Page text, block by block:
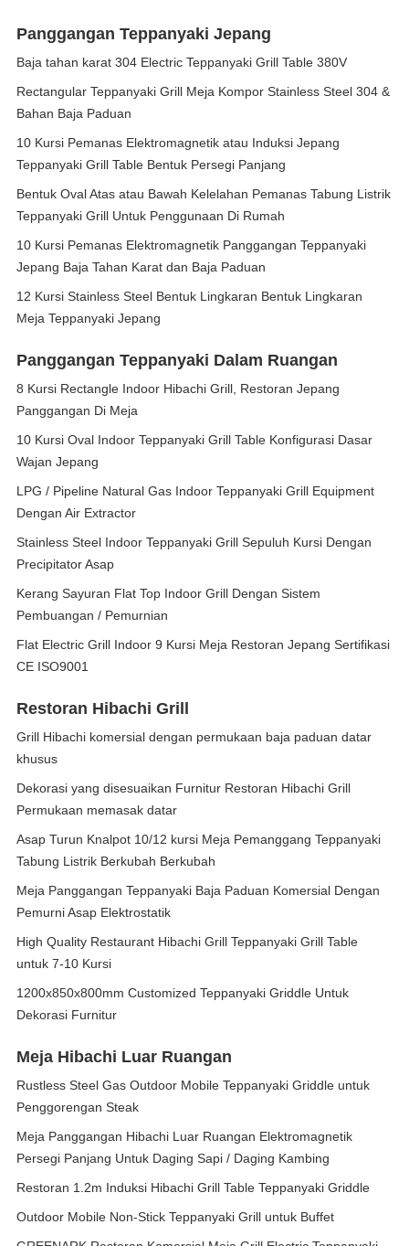
Panggangan Teppanyaki Jepang
Baja tahan karat 304 Electric Teppanyaki Grill Table 380V
Rectangular Teppanyaki Grill Meja Kompor Stainless Steel 304 &
Bahan Baja Paduan
10 Kursi Pemanas Elektromagnetik atau Induksi Jepang
Teppanyaki Grill Table Bentuk Persegi Panjang
Bentuk Oval Atas atau Bawah Kelelahan Pemanas Tabung Listrik
Teppanyaki Grill Untuk Penggunaan Di Rumah
10 Kursi Pemanas Elektromagnetik Panggangan Teppanyaki
Jepang Baja Tahan Karat dan Baja Paduan
12 Kursi Stainless Steel Bentuk Lingkaran Bentuk Lingkaran
Meja Teppanyaki Jepang
Panggangan Teppanyaki Dalam Ruangan
8 Kursi Rectangle Indoor Hibachi Grill, Restoran Jepang
Panggangan Di Meja
10 Kursi Oval Indoor Teppanyaki Grill Table Konfigurasi Dasar
Wajan Jepang
LPG / Pipeline Natural Gas Indoor Teppanyaki Grill Equipment
Dengan Air Extractor
Stainless Steel Indoor Teppanyaki Grill Sepuluh Kursi Dengan
Precipitator Asap
Kerang Sayuran Flat Top Indoor Grill Dengan Sistem
Pembuangan / Pemurnian
Flat Electric Grill Indoor 9 Kursi Meja Restoran Jepang Sertifikasi
CE ISO9001
Restoran Hibachi Grill
Grill Hibachi komersial dengan permukaan baja paduan datar
khusus
Dekorasi yang disesuaikan Furnitur Restoran Hibachi Grill
Permukaan memasak datar
Asap Turun Knalpot 10/12 kursi Meja Pemanggang Teppanyaki
Tabung Listrik Berkubah Berkubah
Meja Panggangan Teppanyaki Baja Paduan Komersial Dengan
Pemurni Asap Elektrostatik
High Quality Restaurant Hibachi Grill Teppanyaki Grill Table
untuk 7-10 Kursi
1200x850x800mm Customized Teppanyaki Griddle Untuk
Dekorasi Furnitur
Meja Hibachi Luar Ruangan
Rustless Steel Gas Outdoor Mobile Teppanyaki Griddle untuk
Penggorengan Steak
Meja Panggangan Hibachi Luar Ruangan Elektromagnetik
Persegi Panjang Untuk Daging Sapi / Daging Kambing
Restoran 1.2m Induksi Hibachi Grill Table Teppanyaki Griddle
Outdoor Mobile Non-Stick Teppanyaki Grill untuk Buffet